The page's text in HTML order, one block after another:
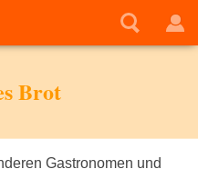
Brot
Gastronomen und